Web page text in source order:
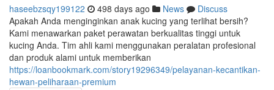
haseebzsqy199122 498 days ago News
Discuss
Apakah Anda menginginkan anak kucing yang terlihat bersih?
Kami menawarkan paket perawatan berkualitas tinggi untuk
kucing Anda. Tim ahli kami menggunakan peralatan profesional
dan produk alami untuk memberikan
https://loanbookmark.com/story19296349/pelayanan-kecantikan-
hewan-peliharaan-premium